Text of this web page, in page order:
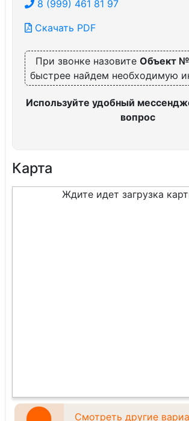
8 (999) 461 81 97
Скачать PDF
При звонке назовите Объект
быстрее найдем необходимую
Используйте удобный
вопрос
Карта
Ждите идет загрузка
Смотреть другие